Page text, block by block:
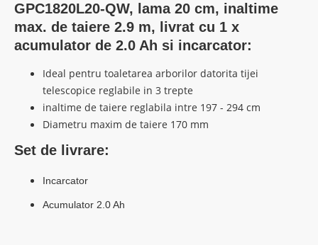
GPC1820L20-QW, lama 20 cm, inaltime
max. de taiere 2.9 m, livrat cu 1 x
acumulator de 2.0 Ah si incarcator:
Ideal pentru toaletarea arborilor datorita tijei
telescopice reglabile in 3 trepte
inaltime de taiere reglabila intre 197 - 294 cm
Diametru maxim de taiere 170 mm
Set de livrare:
Incarcator
Acumulator 2.0 Ah